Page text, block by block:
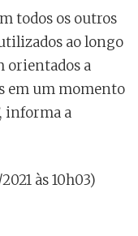
todos os outros
ao longo
orientados a
em um momento
informa a
às 10h03)